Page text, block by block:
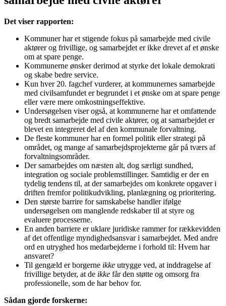
Det viser rapporten:
Kommuner har et stigende fokus på samarbejde med civile
aktører og frivillige, og samarbejdet er ikke drevet af et ønske
om at spare penge.
Kommunerne ønsker derimod at styrke det lokale demokrati
og skabe bedre service.
Kun hver 20. fagchef vurderer, at kommunernes samarbejde
med civilsamfundet er begrundet i et ønske om at spare penge
eller være mere omkostningseffektive.
Undersøgelsen viser også, at kommunerne har et omfattende
og bredt samarbejde med civile aktører, og at samarbejdet er
blevet en integreret del af den kommunale forvaltning.
De fleste kommuner har en formel politik eller strategi på
området, og mange af samarbejdsprojekterne går på tværs af
forvaltningsområder.
Der samarbejdes om næsten alt, dog særligt sundhed,
integration og sociale problemstillinger. Samtidig er der en
tydelig tendens til, at der samarbejdes om konkrete opgaver i
driften fremfor politikudvikling, planlægning og prioritering.
Den største barrire for samskabelse handler ifølge
undersøgelsen om manglende redskaber til at styre og
evaluere processerne.
En anden barriere er uklare juridiske rammer for rækkevidden
af det offentlige myndighedsansvar i samarbejdet. Med andre
ord en utryghed hos medarbejderne i forhold til: Hvem har
ansvaret?
Til gengæld er borgerne ikke utrygge ved, at inddragelse af
frivillige betyder, at de ikke får den støtte og omsorg fra
professionelle, som de har behov for.
Sådan gjorde forskerne: